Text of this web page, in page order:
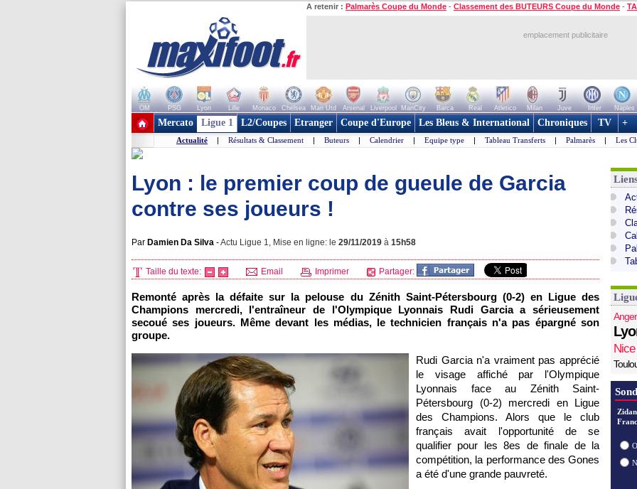
A retenir : Palmarès Coupe du Monde - Classement des BUTEURS Coupe du Monde -
emplacement publicitaire
OM PSG Lyon Lille Monaco Chelsea Man Utd Arsenal Liverpool ManCity Barca Real Atletico Milan Juve Inter Naples
+ de clubs
Mercato Ligue 1 L2/Coupes Etranger Coupe d'Europe Les Bleus & International Chroniques TV +
Actualité | Résultats & Classement | Buteurs | Calendrier | Equipe type | Tableau Transferts | Palmarès | Les
Lyon : le premier coup de gueule de Garcia
contre ses joueurs !
Par Damien Da Silva -Actu Ligue 1, Mise en ligne: le 29/11/2019 à 15h58
Taille du texte: Email Imprimer Partager:
Remonté après la défaite sur la pelouse du Zénith Saint-Pétersbourg (0-2) en Ligue des
Champions mercredi, l'entraîneur de l'Olympique Lyonnais Rudi Garcia a sérieusement
secoué ses joueurs. Même devant les médias, le technicien français n'a pas épargné son
groupe.
Rudi Garcia n'a vraiment pas apprécié
le visage affiché par l'Olympique
Lyonnais face au Zénith Saint-
Pétersbourg (0-2) mercredi en Ligue
des Champions. Alors que le club
français avait l'opportunité de se
qualifier pour les 8es de finale de la
compétition, la performance des Gones
a été d'une grande pauvreté.
Nice